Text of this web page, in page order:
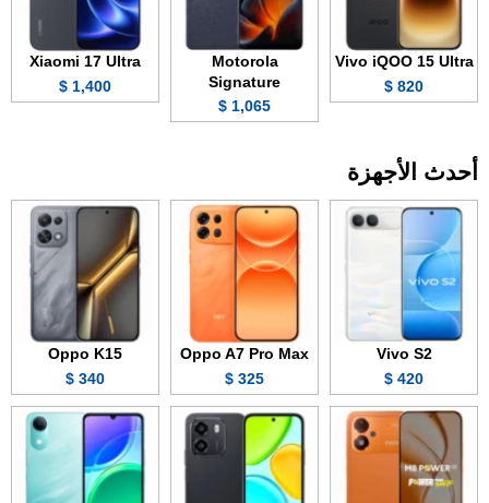
Vivo iQOO 15 Ultra
820 $
Motorola
Signature
1,065 $
Xiaomi 17 Ultra
1,400 $
أحدث الأجهزة
Vivo S2
420 $
Oppo A7 Pro Max
325 $
Oppo K15
340 $